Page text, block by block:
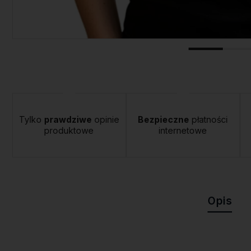
Tylko prawdziwe opinie
produktowe
Bezpieczne płatności
internetowe
- Orlen Paczka
Opis